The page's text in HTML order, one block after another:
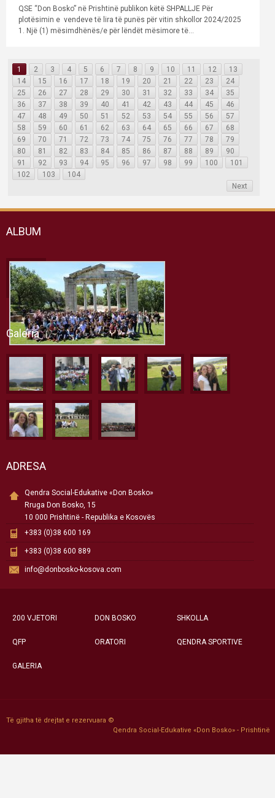
QSE “Don Bosko” në Prishtinë publikon këtë SHPALLJE Për
plotësimin e vendeve të lira të punës për vitin shkollor 2024/2025
1. Një (1) mësimdhënës/e për lëndët mësimore të...
1 2 3 4 5 6 7 8 9 10 11 12
13
14
15 16 17 18 19 20 21 22 23
24
25
26 27 28 29 30 31 32 33 34
35
36
37 38 39 40 41 42 43 44 45
46
47
48 49 50 51 52 53 54 55 56
57
58
59 60 61 62 63 64 65 66 67
68
69
70 71 72 73 74 75 76 77 78
79
80
81 82 83 84 85 86 87 88 89
90
91
92 93 94 95 96 97 98 99 100
101
102
103
104
Next
ALBUM
Galeria
ADRESA
Qendra Social-Edukative «Don Bosko»
Rruga Don Bosko, 15
10 000 Prishtinë - Republika e Kosovës
+383 (0)38 600 169
+383 (0)38 600 889
info@donbosko-kosova.com
200 VJETORI DON BOSKO SHKOLLA
QFP ORATORI QENDRA SPORTIVE
GALERIA
Të gjitha të drejtat e rezervuara ©
Qendra Social-Edukative «Don Bosko» - Prishtinë